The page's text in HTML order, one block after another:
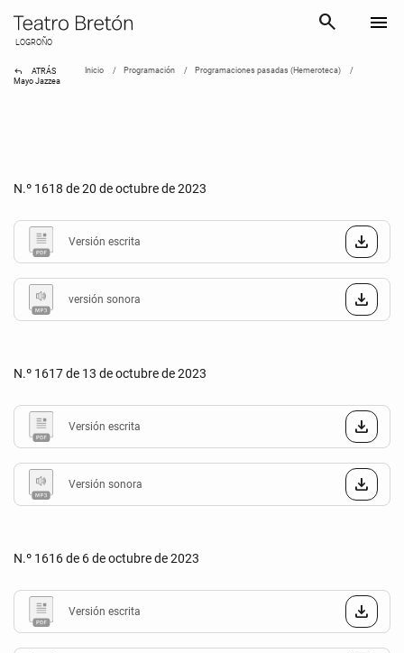
LOGROÑO
search menu
reply ATRÁS Inicio Programación
Programaciones pasadas (Hemeroteca)
Mayo Jazzea
N.º 1618 de 20 de octubre de 2023
Versión escrita
versión sonora
N.º 1617 de 13 de octubre de 2023
Versión escrita
Versión sonora
N.º 1616 de 6 de octubre de 2023
Versión escrita